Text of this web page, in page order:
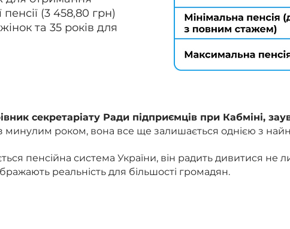
(3 458,80 грн)
та 35 років для
секретаріату Ради підприємців при Кабміні,
минулим роком, вона все ще залишається однією з
пенсійна система України, він радить дивитися не
реальність для більшості громадян.